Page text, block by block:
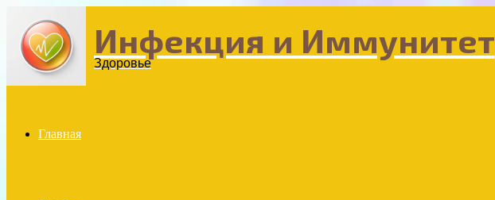
Menu Инфекция и Иммунитет
Здоровье
Главная